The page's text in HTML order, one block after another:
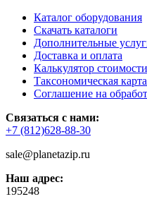
Каталог оборудования
Скачать каталоги
Дополнительные
Доставка и оплата
Калькулятор
Таксономическая
Соглашение на
Связаться с нами:
+7 (812)628-88-30
sale@planetazip.ru
Наш адрес:
195248